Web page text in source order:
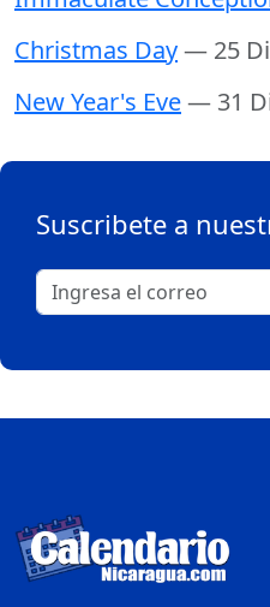
Christmas Day— 25
New Year's Eve— 31
Suscribete a